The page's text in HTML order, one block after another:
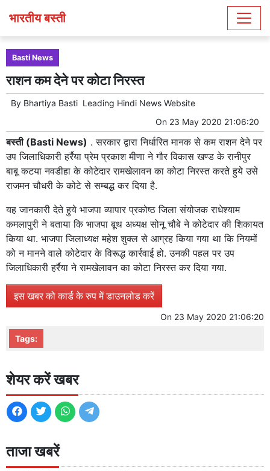
भारतीय बस्ती
Basti News
राशन कम देने पर कोटा निरस्त
By Bhartiya Basti Leading Hindi News Website
On 23 May 2020 21:06:20
बस्ती (Basti News) . सरकार द्वारा निर्धारित मानक से कम राशन देने पर
उप जिलाधिकारी हर्रैया प्रेम प्रकाश मीणा ने गौर विकास खण्ड के रानीपुर
बाबू कटया नवडीहा के कोटेदार रामखेलावन का कोटा निरस्त करते हुये उसे
राजमन चौधरी के कोटे से सम्बद्ध कर दिया है.
यह जानकारी देते हुये भाजपा व्यापार प्रकोष्ठ जिला संयोजक राधेश्याम
कमलापुरी ने बताया कि भाजपा बूथ अध्यक्ष सोनू चौबे ने कोटेदार की शिकायत
किया था. भाजपा जिलाध्यक्ष महेश शुक्ल से आग्रह किया गया था कि नियमों
को न मानने वाले कोटेदार के विरूद्ध कार्रवाई हो. उनकी पहल पर उप
जिलाधिकारी हर्रैया ने रामखेलावन का कोटा निरस्त कर दिया गया.
इस खबर को कार्ड के रुप में डाउनलोड करें
On 23 May 2020 21:06:20
Tags:
शेयर करें खबर
ताजा खबरें